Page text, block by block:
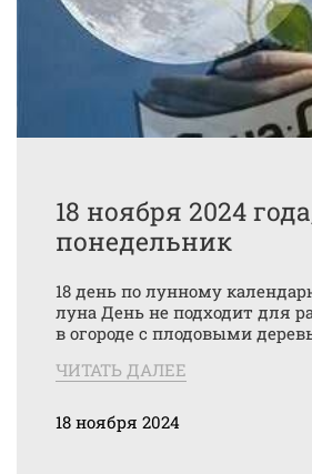
18 ноября 2024
понедельник
18 день по лунному
луна День не подходит для
в огороде с плодовыми
ЧИТАТЬ ДАЛЕЕ
18 ноября 2024